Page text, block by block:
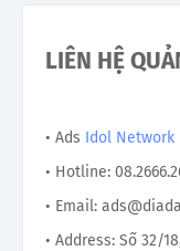
LIÊN HỆ
• Ads Idol Network
• Hotline:
• Email:
• Address: Số 32/